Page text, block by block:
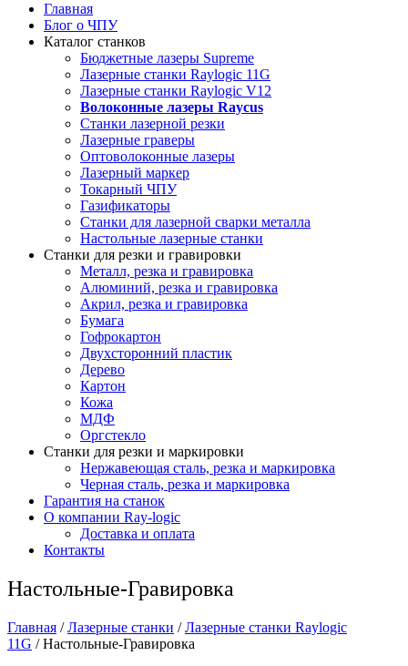
Главная
Блог о ЧПУ
Каталог станков
Бюджетные лазеры Supreme
Лазерные станки Raylogic 11G
Лазерные станки Raylogic V12
Волоконные лазеры Raycus
Станки лазерной резки
Лазерные граверы
Оптоволоконные лазеры
Лазерный маркер
Токарный ЧПУ
Газификаторы
Cтанки для лазерной сварки металла
Настольные лазерные станки
Станки для резки и гравировки
Металл, резка и гравировка
Алюминий, резка и гравировка
Акрил, резка и гравировка
Бумага
Гофрокартон
Двухсторонний пластик
Дерево
Картон
Кожа
МДФ
Оргстекло
Станки для резки и маркировки
Нержавеющая сталь, резка и маркировка
Черная сталь, резка и маркировка
Гарантия на станок
О компании Ray-logic
Доставка и оплата
Контакты
Настольные-Гравировка
Главная /Лазерные станки /Лазерные станки Raylogic
11G / Настольные-Гравировка